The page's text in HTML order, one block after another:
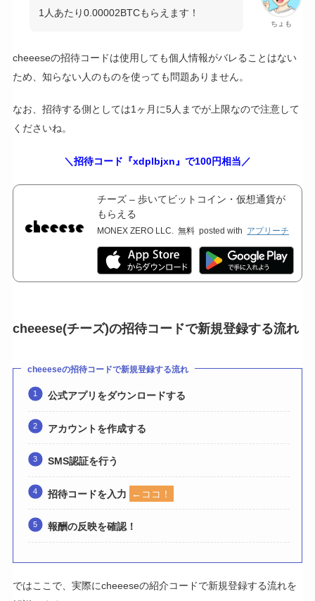
ちょも
1人あたり0.00002BTCもらえます！
cheeeseの招待コードは使用しても個人情報がバレることはない
ため、知らない人のものを使っても問題ありません。
なお、招待する側としては1ヶ月に5人までが上限なので注意して
くださいね。
＼招待コード『xdplbjxn 』で100円相当／
チーズ – 歩いてビットコイン・仮想通貨が
もらえる
MONEX ZERO LLC. 無料 posted with アプリーチ
cheeese(チーズ)の招待コードで新規登録する流れ
cheeeseの招待コードで新規登録する流れ
公式アプリをダウンロードする
アカウントを作成する
SMS認証を行う
招待コードを入力 ←ココ！
報酬の反映を確認！
ではここで、実際にcheeeseの紹介コードで新規登録する流れを